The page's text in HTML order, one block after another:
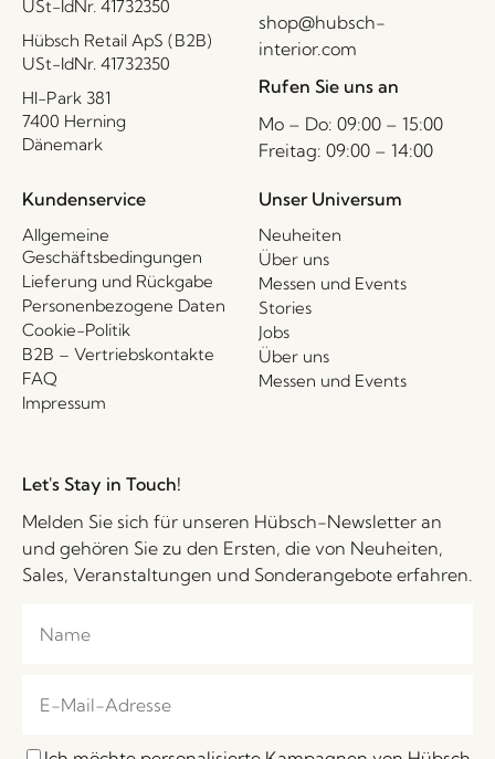
USt-IdNr. 41732350
Hübsch Retail ApS (B2B)
USt-IdNr. 41732350
HI-Park 381
7400 Herning
Dänemark
shop@hubsch-
interior.com
Rufen Sie uns an
Mo – Do: 09:00 – 15:00
Freitag: 09:00 – 14:00
Kundenservice
Allgemeine
Geschäftsbedingungen
Lieferung und Rückgabe
Personenbezogene Daten
Cookie-Politik
B2B – Vertriebskontakte
FAQ
Impressum
Unser Universum
Neuheiten
Über uns
Messen und Events
Stories
Jobs
Über uns
Messen und Events
Let's Stay in Touch!
Melden Sie sich für unseren Hübsch-Newsletter an
und gehören Sie zu den Ersten, die von Neuheiten,
Sales, Veranstaltungen und Sonderangebote erfahren.